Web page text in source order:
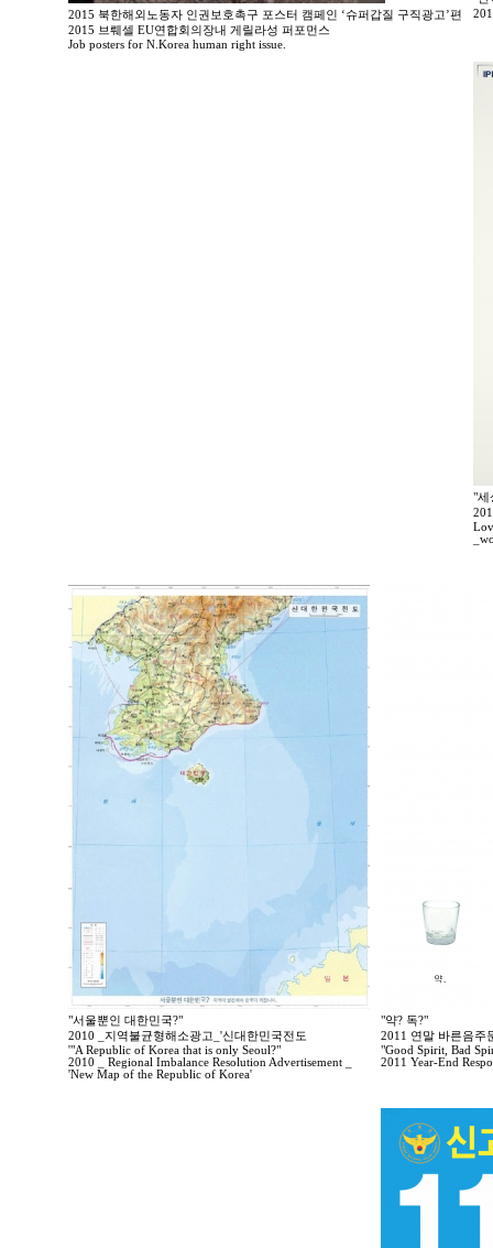
2015 북한해외노동자 인권보호촉구 포스터 캠페인 ‘슈퍼갑질 구직광고’편
2015 브뤠셀 EU연합회의장내 게릴라성 퍼포먼스
Job posters for N.Korea human right issue.
"세
"서울뿐인 대한민국?"
2010 _지역불균형해소광고_'신대한민국전도
'"A Republic of Korea that is only Seoul?"
2010 _ Regional Imbalance Resolution Advertisement _
'New Map of the Republic of Korea'
"약? 독?"
2011 연말 바른음주
"Good Spirit, Bad
2011 Year-End